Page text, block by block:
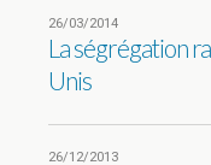
26/03/2014
La ségrégation
Unis
26/12/2013